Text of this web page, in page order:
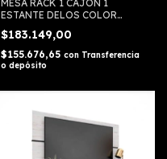
MESA RACK 1 CAJON 1
ESTANTE DELOS COLOR
$183.149,00
$155.676,65 con Transferencia
o depósito